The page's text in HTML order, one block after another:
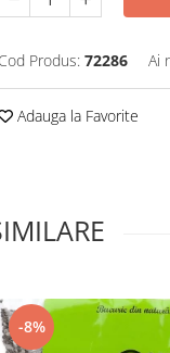
Cod Produs: 72286 Ai
Adauga la Favorite
-8%